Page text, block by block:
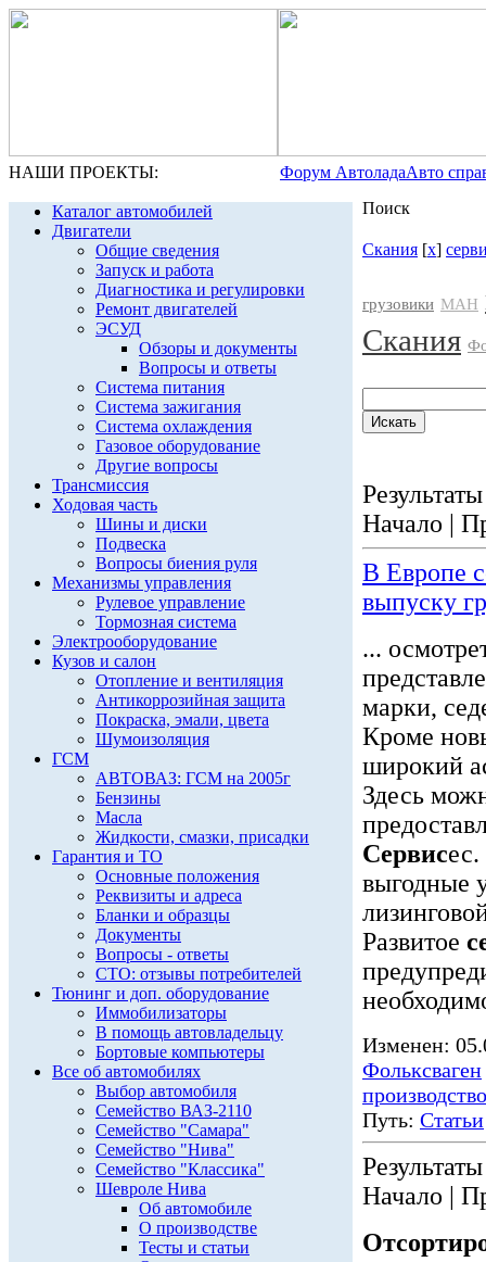
НАШИ ПРОЕКТЫ: Форум АвтоладаАвто
Каталог автомобилей
Двигатели
Общие сведения
Запуск и работа
Диагностика и регулировки
Ремонт двигателей
ЭСУД
Обзоры и документы
Вопросы и ответы
Система питания
Система зажигания
Система охлаждения
Газовое оборудование
Другие вопросы
Трансмиссия
Ходовая часть
Шины и диски
Подвеска
Вопросы биения руля
Механизмы управления
Рулевое управление
Тормозная система
Электрооборудование
Кузов и салон
Отопление и вентиляция
Антикоррозийная защита
Покраска, эмали, цвета
Шумоизоляция
ГСМ
АВТОВАЗ: ГСМ на 2005г
Бензины
Масла
Жидкости, смазки, присадки
Гарантия и ТО
Основные положения
Реквизиты и адреса
Бланки и образцы
Документы
Вопросы - ответы
СТО: отзывы потребителей
Тюнинг и доп. оборудование
Иммобилизаторы
В помощь автовладельцу
Бортовые компьютеры
Все об автомобилях
Выбор автомобиля
Семейство ВАЗ-2110
Семейство "Самара"
Семейство "Нива"
Семейство "Классика"
Шевроле Нива
Об автомобиле
О производстве
Тесты и статьи
Поиск
Скания [x]
грузовики МАН
Скания
Начало |
В Европе
выпуску
...
марки,
Кроме
широкий
Здесь
Сервис
выгодные
Развитое
Изменен:
Фольксваген
производство
Путь: Статьи
Начало |